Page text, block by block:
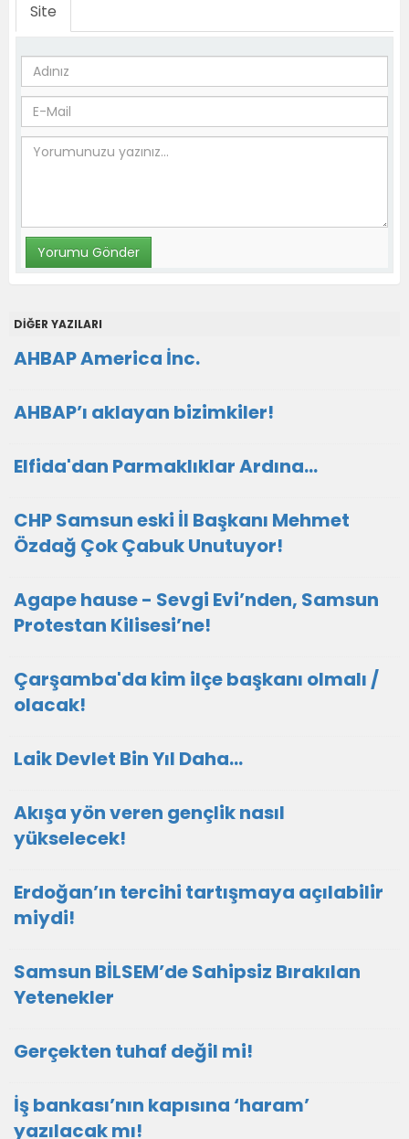
Site
DİĞER YAZILARI
AHBAP America İnc.
AHBAP’ı aklayan bizimkiler!
Elfida'dan Parmaklıklar Ardına…
CHP Samsun eski İl Başkanı Mehmet
Özdağ Çok Çabuk Unutuyor!
Agape hause - Sevgi Evi’nden, Samsun
Protestan Kilisesi’ne!
Çarşamba'da kim ilçe başkanı olmalı /
olacak!
Laik Devlet Bin Yıl Daha…
Akışa yön veren gençlik nasıl
yükselecek!
Erdoğan’ın tercihi tartışmaya açılabilir
miydi!
Samsun BİLSEM’de Sahipsiz Bırakılan
Yetenekler
Gerçekten tuhaf değil mi!
İş bankası’nın kapısına ‘haram’
yazılacak mı!